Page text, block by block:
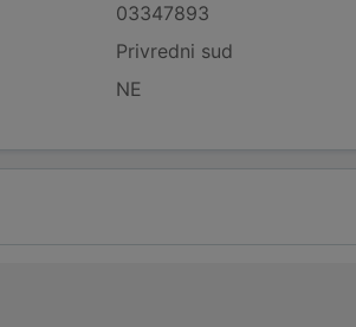
03347893
Privredni sud
NE